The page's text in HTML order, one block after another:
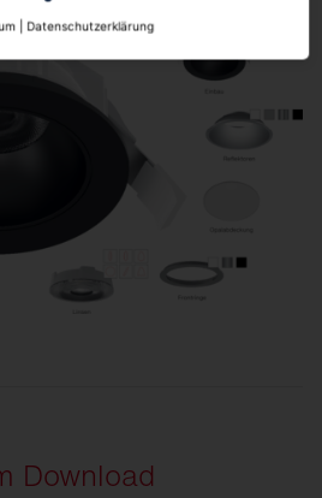
Download
| Datenschutzerklärung